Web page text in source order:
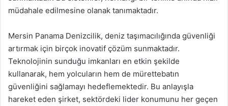
müdahale edilmesine olanak tanımaktadır.
Mersin Panama Denizcilik, deniz taşımacılığında güvenliği
artırmak için birçok inovatif çözüm sunmaktadır.
Teknolojinin sunduğu imkanları en etkin şekilde
kullanarak, hem yolcuların hem de mürettebatın
güvenliğini sağlamayı hedeflemektedir. Bu anlayışla
hareket eden şirket, sektördeki lider konumunu her geçen